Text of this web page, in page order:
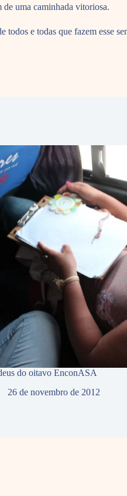
uma caminhada vitoriosa.
todos e todas que fazem esse
do oitavo EnconASA
26 de novembro de 2012